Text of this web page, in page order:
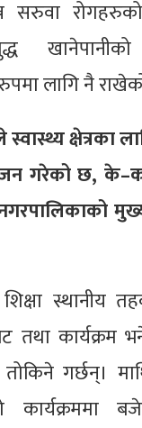
सरुवा
खानेपानीको
लागि नै
क्षेत्रका
गरेको छ,
स्थानीय
तथा कार्यक्रम
गर्छन्।
कार्यक्रममा